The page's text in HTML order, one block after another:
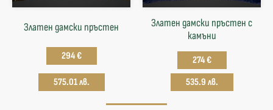
Златен дамски пръстен
294 €
575.01 лв.
Златен дамски пръстен с
камъни
274 €
535.9 лв.